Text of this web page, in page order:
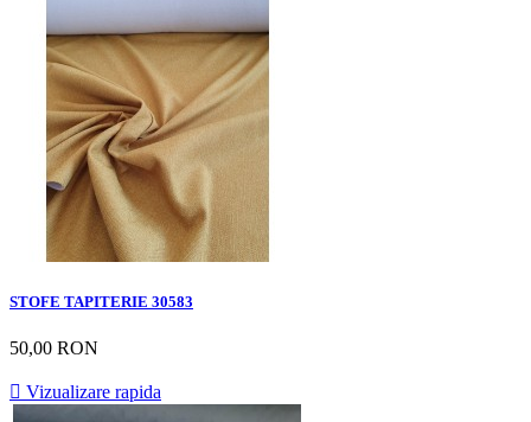
STOFE TAPITERIE 30583
50,00 RON
 Vizualizare rapida